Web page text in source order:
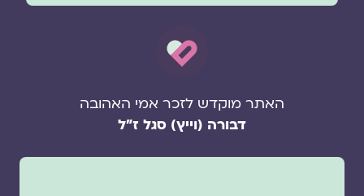
האתר מוקדש לזכר אמי האהובה
דבורה (וייץ) סגל ז"ל